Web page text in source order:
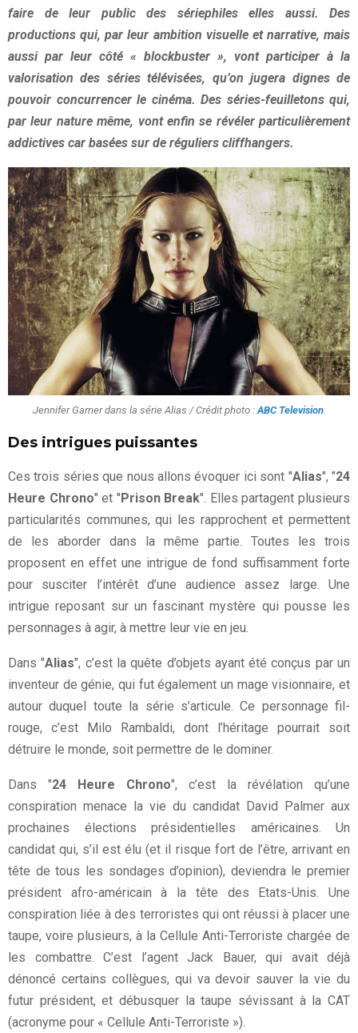
faire de leur public des sériephiles elles aussi. Des
productions qui, par leur ambition visuelle et narrative, mais
aussi par leur côté « blockbuster », vont participer à la
valorisation des séries télévisées, qu’on jugera dignes de
pouvoir concurrencer le cinéma. Des séries-feuilletons qui,
par leur nature même, vont enfin se révéler particulièrement
addictives car basées sur de réguliers cliffhangers.
Jennifer Garner dans la série Alias / Crédit photo :ABC Television.
Des intrigues puissantes
Ces trois séries que nous allons évoquer ici sont "Alias", "24
Heure Chrono" et "Prison Break". Elles partagent plusieurs
particularités communes, qui les rapprochent et permettent
de les aborder dans la même partie. Toutes les trois
proposent en effet une intrigue de fond suffisamment forte
pour susciter l’intérêt d’une audience assez large. Une
intrigue reposant sur un fascinant mystère qui pousse les
personnages à agir, à mettre leur vie en jeu.
Dans "Alias", c’est la quête d’objets ayant été conçus par un
inventeur de génie, qui fut également un mage visionnaire, et
autour duquel toute la série s’articule. Ce personnage fil-
rouge, c’est Milo Rambaldi, dont l’héritage pourrait soit
détruire le monde, soit permettre de le dominer.
Dans "24 Heure Chrono", c’est la révélation qu’une
conspiration menace la vie du candidat David Palmer aux
prochaines élections présidentielles américaines. Un
candidat qui, s’il est élu (et il risque fort de l’être, arrivant en
tête de tous les sondages d’opinion), deviendra le premier
président afro-américain à la tête des Etats-Unis. Une
conspiration liée à des terroristes qui ont réussi à placer une
taupe, voire plusieurs, à la Cellule Anti-Terroriste chargée de
les combattre. C’est l’agent Jack Bauer, qui avait déjà
dénoncé certains collègues, qui va devoir sauver la vie du
futur président, et débusquer la taupe sévissant à la CAT
(acronyme pour « Cellule Anti-Terroriste »).